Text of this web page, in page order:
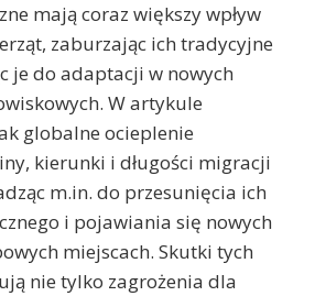
mają coraz większy wpływ
zaburzając ich tradycyjne
je do adaptacji w nowych
W artykule
globalne ocieplenie
kierunki i długości migracji
m.in. do przesunięcia ich
i pojawiania się nowych
miejscach. Skutki tych
nie tylko zagrożenia dla